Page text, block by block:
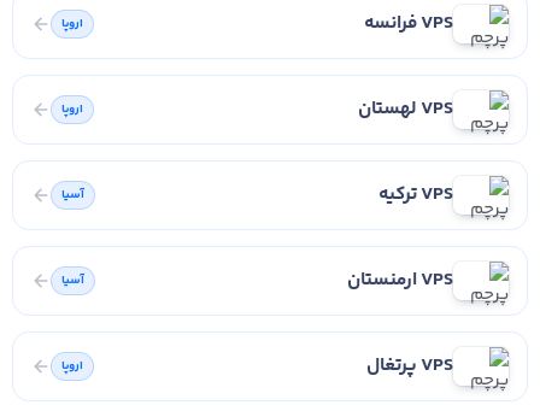
VPS فرانسه اروپا
VPS لهستان اروپا
VPS ترکیه آسیا
VPS ارمنستان آسیا
VPS پرتغال اروپا